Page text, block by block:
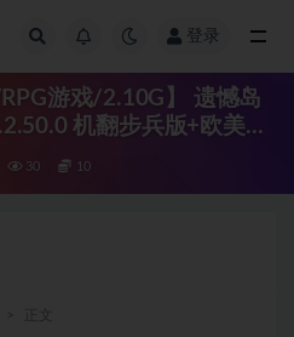
登录
游戏/2.10G】 遗憾岛
机翻步兵版+欧美
30 10